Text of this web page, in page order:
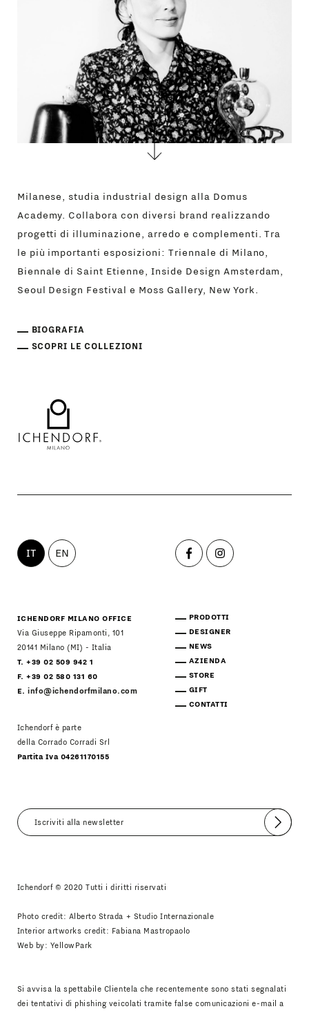
Milanese, studia industrial design alla Domus
Academy. Collabora con diversi brand realizzando
progetti di illuminazione, arredo e complementi. Tra
le più importanti esposizioni: Triennale di Milano,
Biennale di Saint Etienne, Inside Design Amsterdam,
Seoul Design Festival e Moss Gallery, New York.
BIOGRAFIA
SCOPRI LE COLLEZIONI
IT EN
ICHENDORF MILANO OFFICE
Via Giuseppe Ripamonti, 101
20141 Milano (MI) - Italia
T. +39 02 509 942 1
F. +39 02 580 131 60
E.info@ichendorfmilano.com
Ichendorf è parte
della Corrado Corradi Srl
Partita Iva 04261170155
PRODOTTI
DESIGNER
NEWS
AZIENDA
STORE
GIFT
CONTATTI
Invia
Ichendorf © 2020 Tutti i diritti riservati
Photo credit: Alberto Strada + Studio Internazionale
Interior artworks credit: Fabiana Mastropaolo
Web by: YellowPark
Si avvisa la spettabile Clientela che recentemente sono stati segnalati
dei tentativi di phishing veicolati tramite false comunicazioni e-mail a